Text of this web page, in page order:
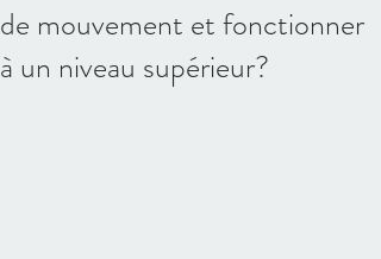
de mouvement et fonctionner
à un niveau supérieur?